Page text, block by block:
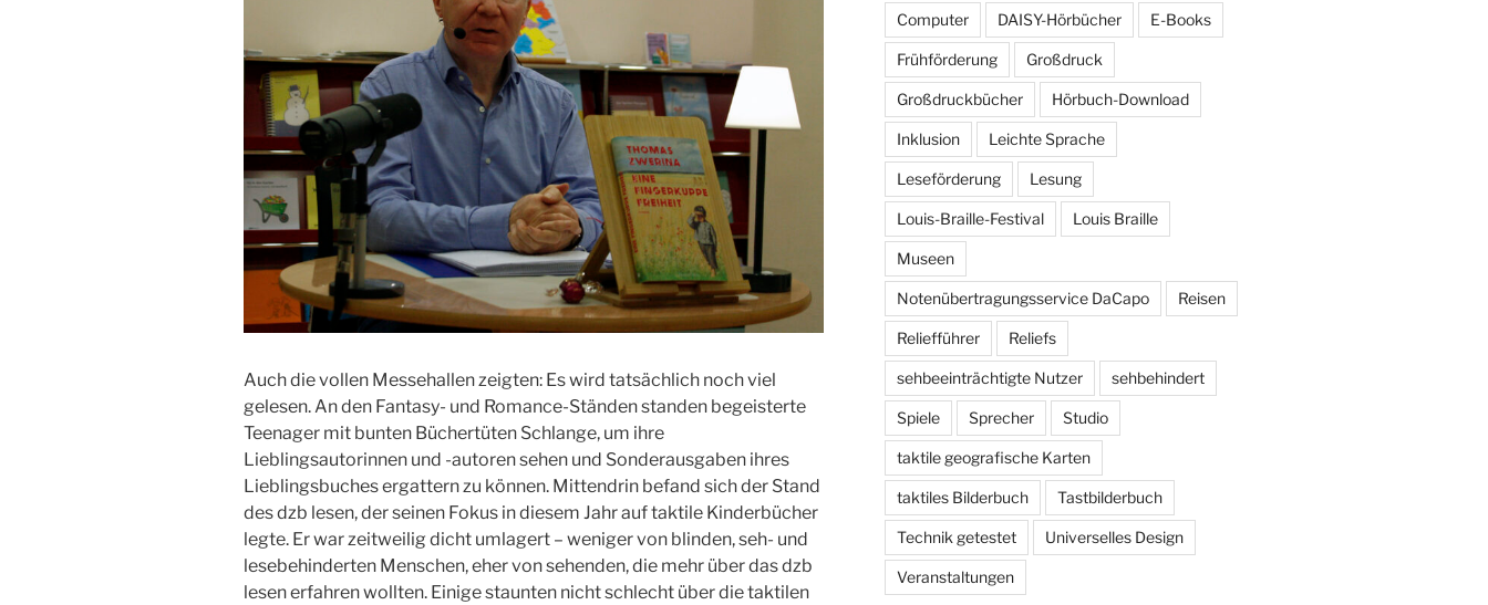
Auch die vollen Messehallen zeigten: Es wird tatsächlich noch viel
gelesen. An den Fantasy- und Romance-Ständen standen begeisterte
Teenager mit bunten Büchertüten Schlange, um ihre
Lieblingsautorinnen und -autoren sehen und Sonderausgaben ihres
Lieblingsbuches ergattern zu können. Mittendrin befand sich der Stand
des dzb lesen, der seinen Fokus in diesem Jahr auf taktile Kinderbücher
legte. Er war zeitweilig dicht umlagert – weniger von blinden, seh- und
lesebehinderten Menschen, eher von sehenden, die mehr über das dzb
lesen erfahren wollten. Einige staunten nicht schlecht über die taktilen
Computer DAISY-Hörbücher E-Books
Frühförderung Großdruck
Großdruckbücher Hörbuch-Download
Inklusion Leichte Sprache
Leseförderung Lesung
Louis-Braille-Festival Louis Braille
Museen
Notenübertragungsservice DaCapo Reisen
Reliefführer Reliefs
sehbeeinträchtigte Nutzer sehbehindert
Spiele Sprecher Studio
taktile geografische Karten
taktiles Bilderbuch Tastbilderbuch
Technik getestet Universelles Design
Veranstaltungen